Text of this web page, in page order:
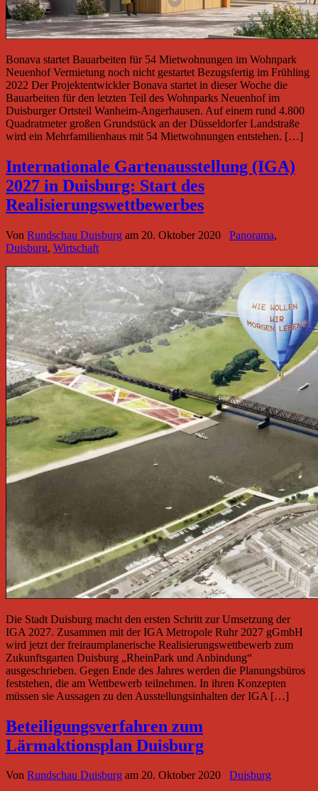
Bonava startet Bauarbeiten für 54 Mietwohnungen im Wohnpark
Neuenhof Vermietung noch nicht gestartet Bezugsfertig im Frühling
2022 Der Projektentwickler Bonava startet in dieser Woche die
Bauarbeiten für den letzten Teil des Wohnparks Neuenhof im
Duisburger Ortsteil Wanheim-Angerhausen. Auf einem rund 4.800
Quadratmeter großen Grundstück an der Düsseldorfer Landstraße
wird ein Mehrfamilienhaus mit 54 Mietwohnungen entstehen. […]
Internationale Gartenausstellung (IGA)
2027 in Duisburg: Start des
Realisierungswettbewerbes
Von Rundschau Duisburg am 20. Oktober 2020 Panorama,
Duisburg, Wirtschaft
Die Stadt Duisburg macht den ersten Schritt zur Umsetzung der
IGA 2027. Zusammen mit der IGA Metropole Ruhr 2027 gGmbH
wird jetzt der freiraumplanerische Realisierungswettbewerb zum
Zukunftsgarten Duisburg „RheinPark und Anbindung“
ausgeschrieben. Gegen Ende des Jahres werden die Planungsbüros
feststehen, die am Wettbewerb teilnehmen. In ihren Konzepten
müssen sie Aussagen zu den Ausstellungsinhalten der IGA […]
Beteiligungsverfahren zum
Lärmaktionsplan Duisburg
Von Rundschau Duisburg am 20. Oktober 2020 Duisburg